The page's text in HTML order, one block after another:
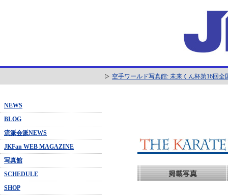
空手ワールド写真館: 未来くん杯第16回
NEWS
BLOG
流派会派NEWS
JKFan WEB MAGAZINE
写真館
SCHEDULE
SHOP